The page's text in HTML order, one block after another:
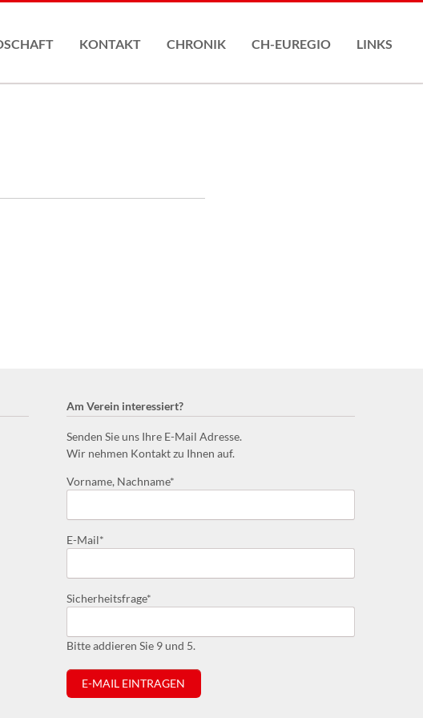
KONTAKT CHRONIK CH-EUREGIO LINKS
Am Verein interessiert?
Senden Sie uns Ihre E-Mail Adresse.
Wir nehmen Kontakt zu Ihnen auf.
Pflichtfeld
Vorname, Nachname*
Pflichtfeld
E-Mail*
Pflichtfeld
Sicherheitsfrage*
Bitte addieren Sie 9 und 5.
E-MAIL EINTRAGEN